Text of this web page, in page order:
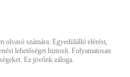
számára. Egyedülálló elérést,
lehetőséget biztosít. Folyamatosan
Ez jövőnk záloga.